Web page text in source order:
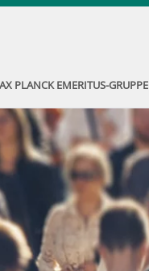
PLANCK EMERITUS-GRUPPE